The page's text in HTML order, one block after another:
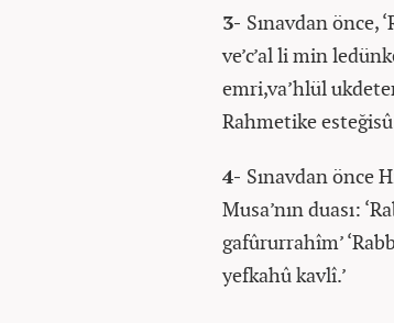
3- Sınavdan önce,
ve’c’al li min
emri,va’hlül
Rahmetike
4- Sınavdan önce
Musa’nın duası:
gafûrurrahîm’
yefkahû kavlî.’